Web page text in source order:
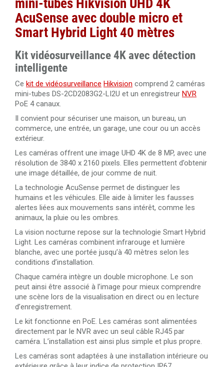
Digital Purple
Câble HDMI 2.0 amplifié 20 mètres Ultra HD 4K
Câble HDMI 1.4 amplifié 40 mètres Ultra HD 4K
Câble HDMI 2.0 de 50 mètres en fibre optique 4K Ultra
Câble HDMI 2.0 de 100 mètres en fibre optique 4K Ultra
HD 3840x2160@60Hz
mini-tubes Hikvision UHD 4K
AcuSense avec double micro et
Smart Hybrid Light 40 mètres
Kit vidéosurveillance 4K avec détection
intelligente
Ce kit de vidéosurveillance Hikvision comprend 2 caméras
mini-tubes DS-2CD2083G2-LI2U et un enregistreur NVR
PoE 4 canaux.
Il convient pour sécuriser une maison, un bureau, un
commerce, une entrée, un garage, une cour ou un accès
extérieur.
Les caméras offrent une image UHD 4K de 8 MP, avec une
résolution de 3840 x 2160 pixels. Elles permettent d’obtenir
une image détaillée, de jour comme de nuit.
La technologie AcuSense permet de distinguer les
humains et les véhicules. Elle aide à limiter les fausses
alertes liées aux mouvements sans intérêt, comme les
animaux, la pluie ou les ombres.
La vision nocturne repose sur la technologie Smart Hybrid
Light. Les caméras combinent infrarouge et lumière
blanche, avec une portée jusqu’à 40 mètres selon les
conditions d’installation.
Chaque caméra intègre un double microphone. Le son
peut ainsi être associé à l’image pour mieux comprendre
une scène lors de la visualisation en direct ou en lecture
d’enregistrement.
Le kit fonctionne en PoE. Les caméras sont alimentées
directement par le NVR avec un seul câble RJ45 par
caméra. L’installation est ainsi plus simple et plus propre.
Les caméras sont adaptées à une installation intérieure ou